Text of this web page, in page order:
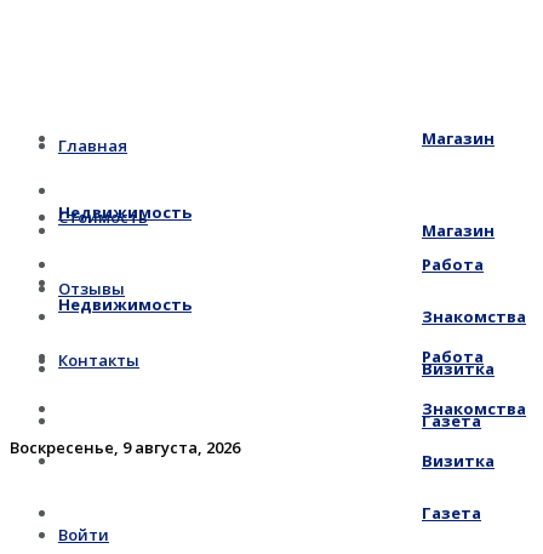
Главная
Стоимость
Отзывы
Контакты
Воскресенье, 9 августа, 2026
Войти
Магазин
Недвижимость
Работа
Знакомства
Визитка
Газета
Магазин
Недвижимость
Работа
Знакомства
Визитка
Газета